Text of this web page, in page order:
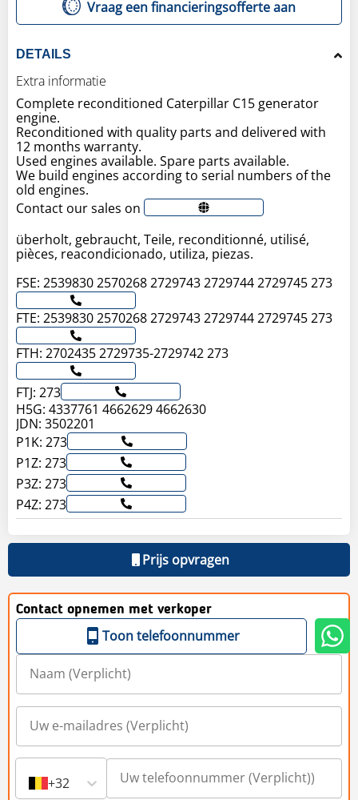
Vraag een financieringsofferte aan
DETAILS
Extra informatie
Complete reconditioned Caterpillar C15 generator
engine.
Reconditioned with quality parts and delivered with
12 months warranty.
Used engines available. Spare parts available.
We build engines according to serial numbers of the
old engines.
Contact our sales on
überholt, gebraucht, Teile, reconditionné, utilisé,
pièces, reacondicionado, utiliza, piezas.
FSE: 2539830 2570268 2729743 2729744 2729745 273
FTE: 2539830 2570268 2729743 2729744 2729745 273
FTH: 2702435 2729735-2729742 273
FTJ: 273
H5G: 4337761 4662629 4662630
JDN: 3502201
P1K: 273
P1Z: 273
P3Z: 273
P4Z: 273
Prijs opvragen
Contact opnemen met verkoper
Toon telefoonnummer
+32